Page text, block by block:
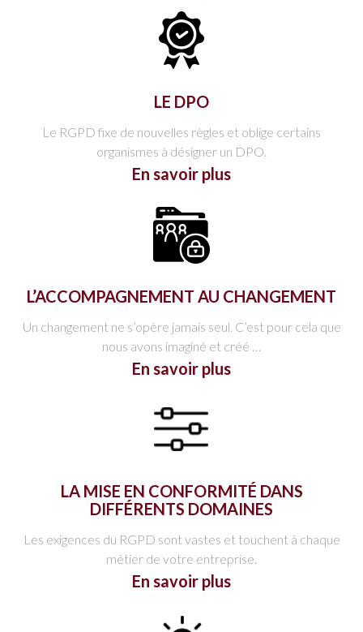
LE DPO
Le RGPD fixe de nouvelles règles et oblige certains
organismes à désigner un DPO.
En savoir plus
L’ACCOMPAGNEMENT AU CHANGEMENT
Un changement ne s’opère jamais seul. C’est pour cela que
nous avons imaginé et créé …
En savoir plus
LA MISE EN CONFORMITÉ DANS
DIFFÉRENTS DOMAINES
Les exigences du RGPD sont vastes et touchent à chaque
métier de votre entreprise.
En savoir plus